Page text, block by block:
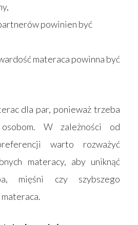
powinien być
materaca powinna być
dla par, ponieważ trzeba
W zależności od
warto rozważyć
materacy, aby uniknąć
mięśni czy szybszego